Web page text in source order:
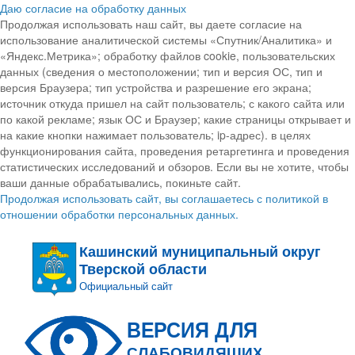
Даю согласие на обработку данных
Продолжая использовать наш сайт, вы даете согласие на
использование аналитической системы «Спутник/Аналитика» и
«Яндекс.Метрика»; обработку файлов cookie, пользовательских
данных (сведения о местоположении; тип и версия ОС, тип и
версия Браузера; тип устройства и разрешение его экрана;
источник откуда пришел на сайт пользователь; с какого сайта или
по какой рекламе; язык ОС и Браузер; какие страницы открывает и
на какие кнопки нажимает пользователь; ip-адрес). в целях
функционирования сайта, проведения ретаргетинга и проведения
статистических исследований и обзоров. Если вы не хотите, чтобы
ваши данные обрабатывались, покиньте сайт.
Продолжая использовать сайт, вы соглашаетесь с политикой в
отношении обработки персональных данных.